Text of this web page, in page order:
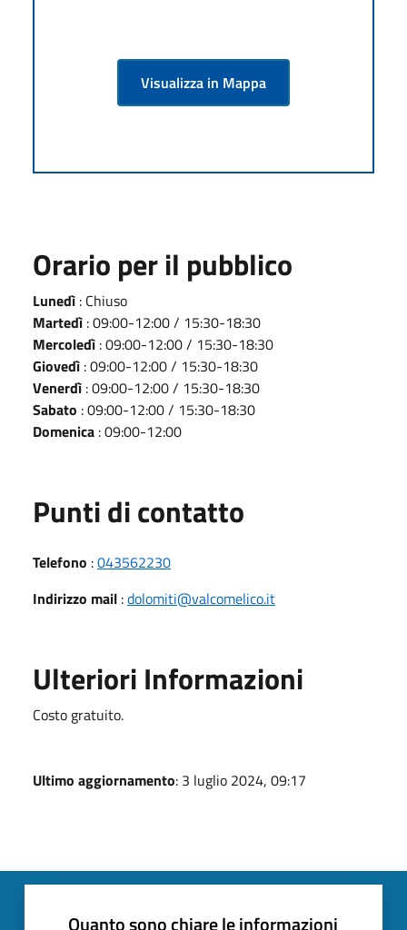
Visualizza in Mappa
Orario per il pubblico
Lunedì : Chiuso
Martedì : 09:00-12:00 / 15:30-18:30
Mercoledì : 09:00-12:00 / 15:30-18:30
Giovedì : 09:00-12:00 / 15:30-18:30
Venerdì : 09:00-12:00 / 15:30-18:30
Sabato : 09:00-12:00 / 15:30-18:30
Domenica : 09:00-12:00
Punti di contatto
Telefono :043562230
Indirizzo mail :dolomiti@valcomelico.it
Ulteriori Informazioni
Costo gratuito.
Ultimo aggiornamento: 3 luglio 2024, 09:17
Quanto sono chiare le informazioni